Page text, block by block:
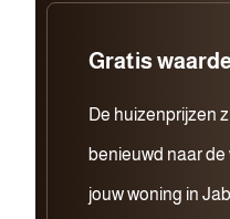
Gratis
De huizenprijzen
benieuwd naar
jouw woning in